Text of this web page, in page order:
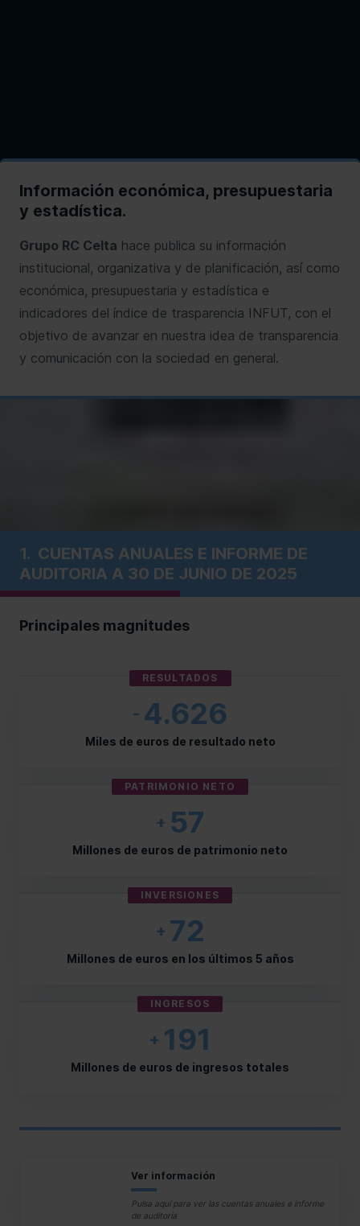
Información económica, presupuestaria
y estadística.
Grupo RC Celta hace publica su información
institucional, organizativa y de planificación, así como
económica, presupuestaria y estadística e
indicadores del índice de trasparencia INFUT, con el
objetivo de avanzar en nuestra idea de transparencia
y comunicación con la sociedad en general.
1. CUENTAS ANUALES E INFORME DE
AUDITORIA A 30 DE JUNIO DE 2025
Principales magnitudes
RESULTADOS
- 4.626
Miles de euros de resultado neto
PATRIMONIO NETO
+ 57
Millones de euros de patrimonio neto
INVERSIONES
+ 72
Millones de euros en los últimos 5 años
INGRESOS
+ 191
Millones de euros de ingresos totales
Ver información
Pulsa aquí para ver las cuentas anuales e informe
de auditoría